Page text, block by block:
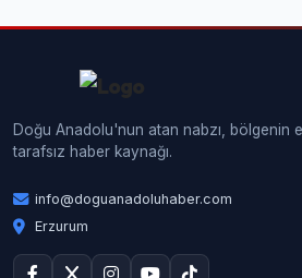
Doğu Anadolu'nun atan nabzı, bölgenin
tarafsız haber kaynağı.
info@doguanadoluhaber.com
Erzurum